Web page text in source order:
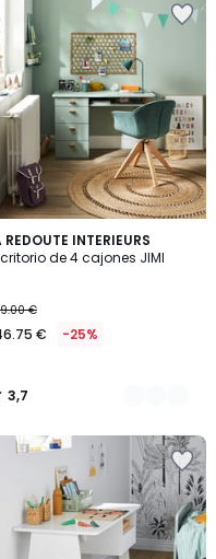
REDOUTE INTERIEURS
de 4 cajones JIMI
€
€ -25%
3,7